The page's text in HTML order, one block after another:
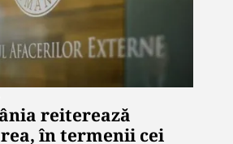
reiterează
în termenii cei